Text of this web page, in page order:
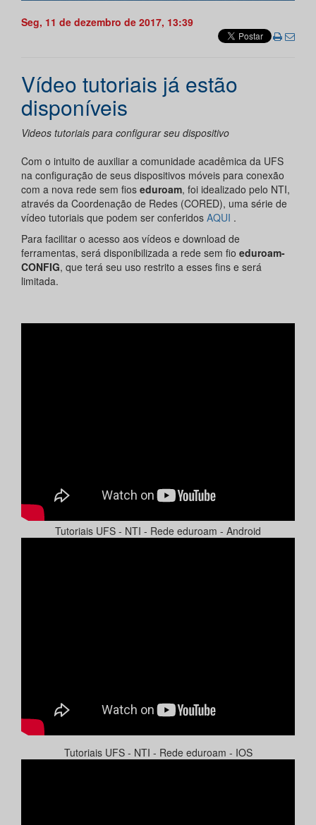
Seg, 11 de dezembro de 2017, 13:39
Vídeo tutoriais já estão
disponíveis
Videos tutoriais para configurar seu dispositivo
Com o intuito de auxiliar a comunidade acadêmica da UFS
na configuração de seus dispositivos móveis para conexão
com a nova rede sem fios eduroam, foi idealizado pelo NTI,
através da Coordenação de Redes (CORED), uma série de
vídeo tutoriais que podem ser conferidos AQUI .
Para facilitar o acesso aos vídeos e download de
ferramentas, será disponibilizada a rede sem fio eduroam-
CONFIG, que terá seu uso restrito a esses fins e será
limitada.
Tutoriais UFS - NTI - Rede eduroam - Android
Tutoriais UFS - NTI - Rede eduroam - IOS